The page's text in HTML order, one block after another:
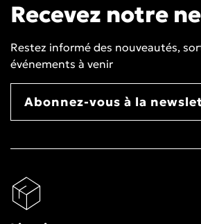
Recevez notre
Restez informé des nouveautés,
événements à venir
Abonnez-vous à la